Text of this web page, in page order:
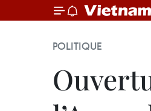
POLITIQUE